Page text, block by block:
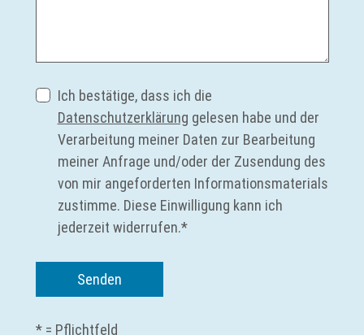
Ich bestätige, dass ich die
Datenschutzerklärung gelesen habe und der
Verarbeitung meiner Daten zur Bearbeitung
meiner Anfrage und/oder der Zusendung des
von mir angeforderten Informationsmaterials
zustimme. Diese Einwilligung kann ich
jederzeit widerrufen.*
* = Pflichtfeld